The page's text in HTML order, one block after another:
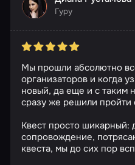
Гуру
Мы прошли абсолютно
организаторов и когда
новый, да еще и с таким
сразу же решили пройти
Квест просто шикарный:
сопровождение,
квеста, мы до сих пор